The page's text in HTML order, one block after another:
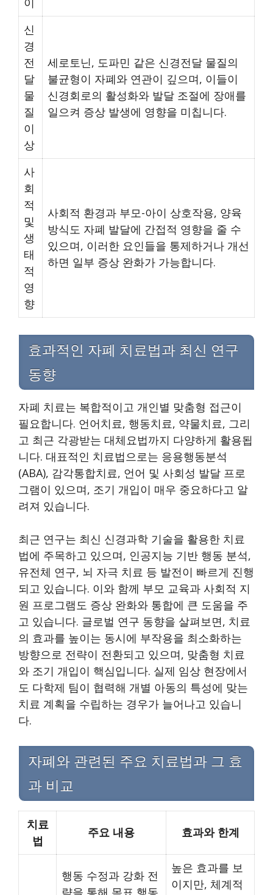
신
경
전
달
물
질
이
상
세로토닌, 도파민 같은 신경전달 물질의
불균형이 자폐와 연관이 깊으며, 이들이
신경회로의 활성화와 발달 조절에 장애를
일으켜 증상 발생에 영향을 미칩니다.
사
회
적
및
생
태
적
영
향
사회적 환경과 부모-아이 상호작용, 양육
방식도 자폐 발달에 간접적 영향을 줄 수
있으며, 이러한 요인들을 통제하거나 개선
하면 일부 증상 완화가 가능합니다.
효과적인 자폐 치료법과 최신 연구
동향
자폐 치료는 복합적이고 개인별 맞춤형 접근이
필요합니다. 언어치료, 행동치료, 약물치료, 그리
고 최근 각광받는 대체요법까지 다양하게 활용됩
니다. 대표적인 치료법으로는 응용행동분석
(ABA), 감각통합치료, 언어 및 사회성 발달 프로
그램이 있으며, 조기 개입이 매우 중요하다고 알
려져 있습니다.
최근 연구는 최신 신경과학 기술을 활용한 치료
법에 주목하고 있으며, 인공지능 기반 행동 분석,
유전체 연구, 뇌 자극 치료 등 발전이 빠르게 진행
되고 있습니다. 이와 함께 부모 교육과 사회적 지
원 프로그램도 증상 완화와 통합에 큰 도움을 주
고 있습니다. 글로벌 연구 동향을 살펴보면, 치료
의 효과를 높이는 동시에 부작용을 최소화하는
방향으로 전략이 전환되고 있으며, 맞춤형 치료
와 조기 개입이 핵심입니다. 실제 임상 현장에서
도 다학제 팀이 협력해 개별 아동의 특성에 맞는
치료 계획을 수립하는 경우가 늘어나고 있습니
다.
자폐와 관련된 주요 치료법과 그 효
과 비교
치료
법
주요 내용 효과와 한계
행동 수정과 강화 전
략을 통해 목표 행동
높은 효과를 보
이지만, 체계적